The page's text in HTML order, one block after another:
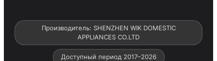
Производитель: SHENZHEN WIK DOMESTIC
APPLIANCES CO.LTD
Доступный период 2017–2026